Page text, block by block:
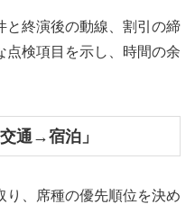
と終演後の動線、割引の締
点検項目を示し、時間の余
通→宿泊」
り、席種の優先順位を決め